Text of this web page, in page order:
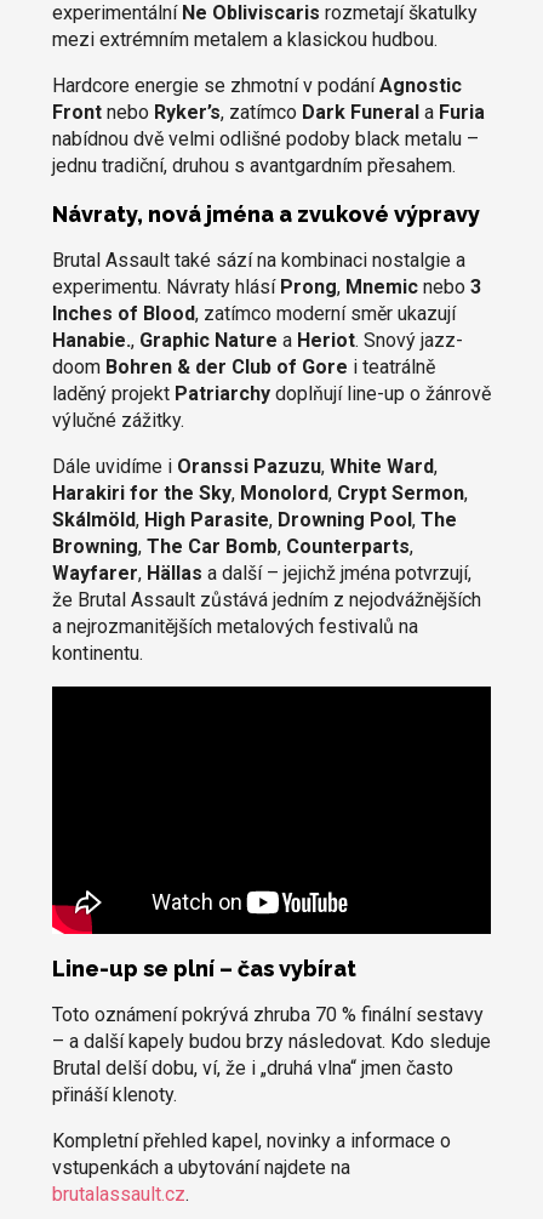
experimentální Ne Obliviscaris rozmetají škatulky
mezi extrémním metalem a klasickou hudbou.
Hardcore energie se zhmotní v podáníAgnostic
Frontnebo Ryker’s, zatímco Dark Funeral a Furia
nabídnou dvě velmi odlišné podoby black metalu –
jednu tradiční, druhou s avantgardním přesahem.
Návraty, nová jména a zvukové výpravy
Brutal Assault také sází na kombinaci nostalgie a
experimentu. Návraty hlásí Prong, Mnemicnebo 3
Inches of Blood, zatímco moderní směr ukazují
Hanabie., Graphic Nature a Heriot. Snový jazz-
doom Bohren & der Club of Gore i teatrálně
laděný projekt Patriarchydoplňují line-up o žánrově
výlučné zážitky.
Dále uvidíme i Oranssi Pazuzu, White Ward,
Harakiri for the Sky, Monolord, Crypt Sermon,
Skálmöld, High Parasite, Drowning Pool , The
Browning, The Car Bomb, Counterparts,
Wayfarer, Hällas a další – jejichž jména potvrzují,
že Brutal Assault zůstává jedním z nejodvážnějších
a nejrozmanitějších metalových festivalů na
kontinentu.
Line-up se plní – čas vybírat
Toto oznámení pokrývá zhruba 70 % finální sestavy
– a další kapely budou brzy následovat. Kdo sleduje
Brutal delší dobu, ví, že i „druhá vlna“ jmen často
přináší klenoty.
Kompletní přehled kapel, novinky a informace o
vstupenkách a ubytování najdete na
brutalassault.cz.